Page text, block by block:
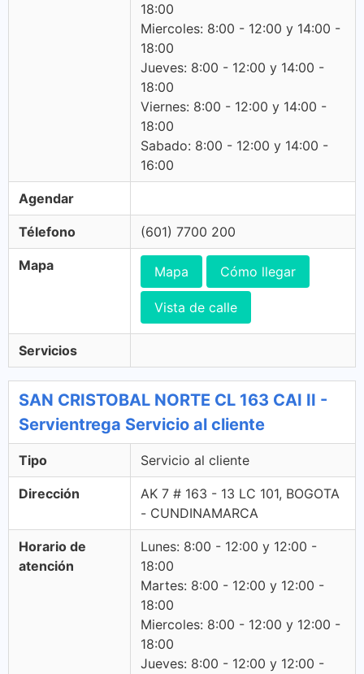
18:00
Miercoles: 8:00 - 12:00 y 14:00 -
18:00
Jueves: 8:00 - 12:00 y 14:00 -
18:00
Viernes: 8:00 - 12:00 y 14:00 -
18:00
Sabado: 8:00 - 12:00 y 14:00 -
16:00
Agendar
Télefono (601) 7700 200
Mapa Mapa Cómo llegar
Vista de calle
Servicios
SAN CRISTOBAL NORTE CL 163 CAI II -
Servientrega Servicio al cliente
Tipo Servicio al cliente
Dirección
AK 7 # 163 - 13 LC 101, BOGOTA
- CUNDINAMARCA
Horario de
atención
Lunes: 8:00 - 12:00 y 12:00 -
18:00
Martes: 8:00 - 12:00 y 12:00 -
18:00
Miercoles: 8:00 - 12:00 y 12:00 -
18:00
Jueves: 8:00 - 12:00 y 12:00 -